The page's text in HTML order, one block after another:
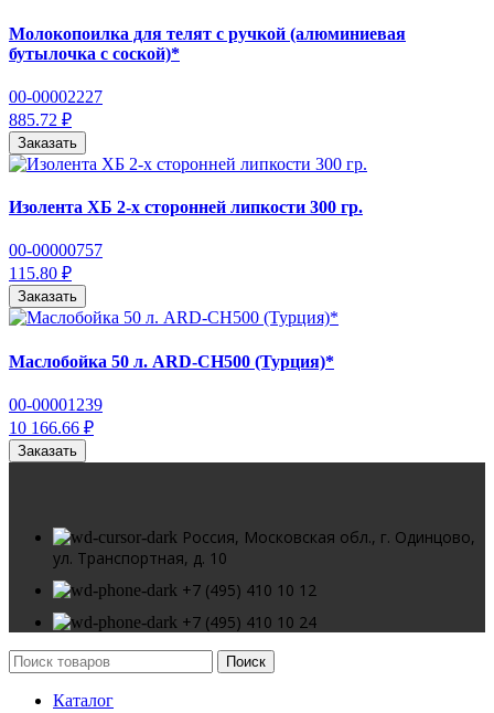
Молокопоилка для телят с ручкой (алюминиевая
бутылочка с соской)*
00-00002227
885.72 ₽
Заказать
Изолента ХБ 2-х сторонней липкости 300 гр.
00-00000757
115.80 ₽
Заказать
Маслобойка 50 л. ARD-CH500 (Турция)*
00-00001239
10 166.66 ₽
Заказать
Россия, Московская обл., г. Одинцово,
ул. Транспортная, д. 10
+7 (495) 410 10 12
+7 (495) 410 10 24
Поиск
Каталог